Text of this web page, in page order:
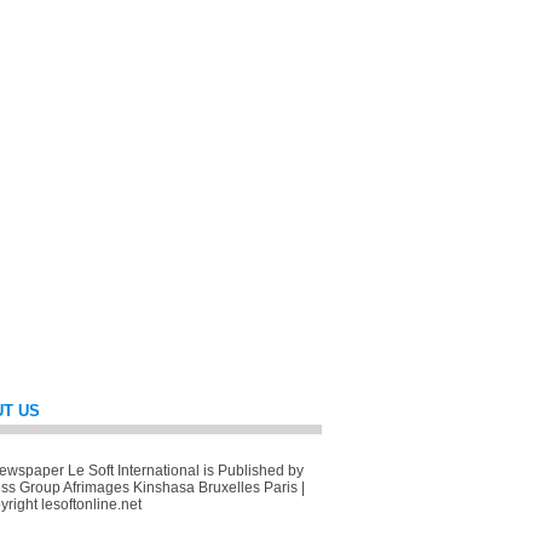
US
Le Soft International is Published by
Group Afrimages Kinshasa Bruxelles Paris |
lesoftonline.net